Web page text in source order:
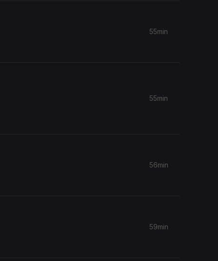
55min
55min
56min
59min